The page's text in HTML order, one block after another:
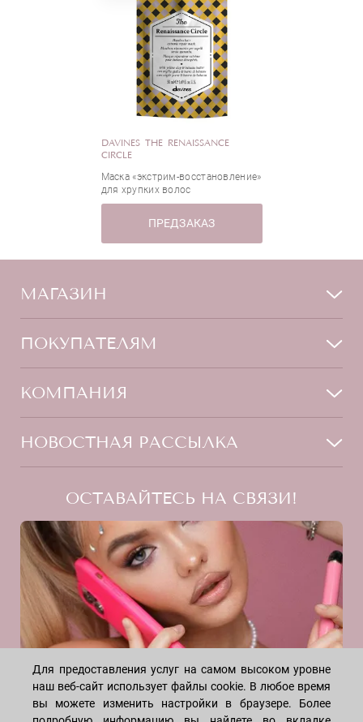
DAVINES THE RENAISSANCE
CIRCLE
Маска «экстрим-восстановление»
для хрупких волос
ПРЕДЗАКАЗ
МАГАЗИН
Лицо
Для дома
ПОКУПАТЕЛЯМ
Способы оплаты
Скидки
КОМПАНИЯ
О нас
Договор оферты
Политика конфиденциальности
Реквизиты
Отзывы
НОВОСТНАЯ РАССЫЛКА
Даю согласие на рекламную рассылку
ОСТАВАЙТЕСЬ НА СВЯЗИ!
Для предоставления услуг на самом высоком уровне
наш веб-сайт использует файлы cookie. В любое время
вы можете изменить настройки в браузере. Более